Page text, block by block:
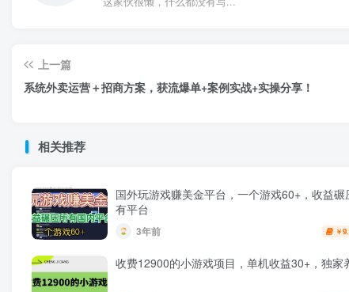
上一篇
系统外卖运营＋招商方案，获流爆单+案例实战+实操分享！
相关推荐
国外玩游戏赚美金平台，一个游戏60+，收益碾
有平台
3年前 ￥
收费12900的小游戏项目，单机收益30+，独家